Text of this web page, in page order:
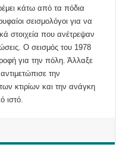
κάτω από τα πόδια
σεισμολόγοι για να
στοιχεία που ανέτρεψαν
Ο σεισμός του 1978
για την πόλη. Άλλαξε
την
κτιρίων και την ανάγκη
ιστό.